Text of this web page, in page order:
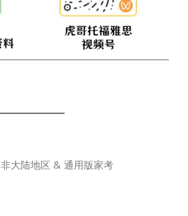
非大陆地区 & 通用版家考